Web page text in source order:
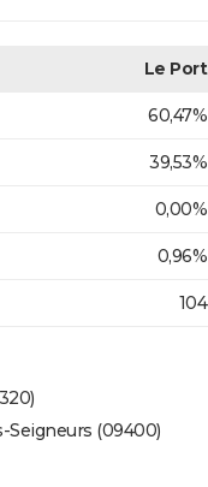
Le Port
60,47%
39,53%
0,00%
0,96%
104
Seigneurs (09400)